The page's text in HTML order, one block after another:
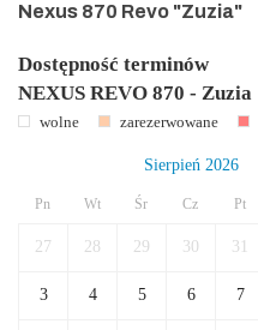
Nexus 870 Revo "Zuzia"